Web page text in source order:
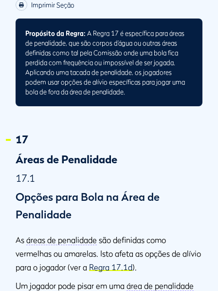
Repouso na Mesma ou em Outra Área de Penalidade
17.2b
Perdida, Fora de Campo ou Injogável Fora da Área de
Penalidade
17.3 Sem Alívio de Acordo com Outras Regras para Bola na
Área de Penalidade
Imprimir Seção
Propósito da Regra: A Regra 17 é específica para áreas
de penalidade, que são corpos d’água ou outras áreas
definidas como tal pela Comissão onde uma bola fica
perdida com frequência ou impossível de ser jogada.
Aplicando uma tacada de penalidade, os jogadores
podem usar opções de alívio específicas para jogar uma
bola de fora da área de penalidade.
17
Áreas de Penalidade
17.1
Opções para Bola na Área de
Penalidade
As áreas de penalidade são definidas como
vermelhas ou amarelas. Isto afeta as opções de alívio
para o jogador (ver a Regra 17.1d).
Um jogador pode pisar em uma área de penalidade